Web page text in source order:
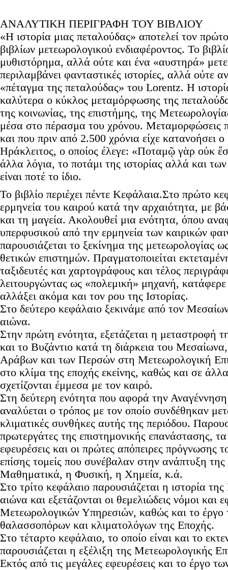
ΑΝΑΛΥΤΙΚΗ ΠΕΡΙΓΡΑΦΗ ΤΟΥ ΒΙΒΛΙΟΥ
«Η ιστορία μιας πεταλούδας» αποτελεί τον
βιβλίων μετεωρολογικού ενδιαφέροντος. Το
μυθιστόρημα, αλλά ούτε και ένα «αυστηρά»
περιλαμβάνει φανταστικές ιστορίες, αλλά ούτε
«πέταγμα της πεταλούδας» του Lorentz. Η
καλύτερα ο κύκλος μεταμόρφωσης της
της κοινωνίας, της επιστήμης, της
μέσα στο πέρασμα του χρόνου. Μεταμορφώσεις
και που πριν από 2.500 χρόνια είχε κατανοήσει
Ηράκλειτος, ο οποίος έλεγε: «Ποταμῷ γὰρ οὐκ
άλλα λόγια, το ποτάμι της ιστορίας αλλά και
είναι ποτέ το ίδιο.
Το βιβλίο περιέχει πέντε Κεφάλαια.Στο πρώτο
ερμηνεία του καιρού κατά την αρχαιότητα, με
και τη μαγεία. Ακολουθεί μια ενότητα, όπου
υπερφυσικού από την ερμηνεία των καιρικών
παρουσιάζεται το ξεκίνημα της μετεωρολογίας
θετικών επιστημών. Πραγματοποιείται
ταξιδευτές και χαρτογράφους και τέλος
λειτουργώντας ως «πολεμική» μηχανή, κατάφερε
αλλάξει ακόμα και τον ρου της Ιστορίας.
Στο δεύτερο κεφάλαιο ξεκινάμε από τον
αιώνα.
Στην πρώτη ενότητα, εξετάζεται η μεταστροφή
και το Βυζάντιο κατά τη διάρκεια του
Αράβων και των Περσών στη Μετεωρολογική
στο κλίμα της εποχής εκείνης, καθώς και σε
σχετίζονται έμμεσα με τον καιρό.
Στη δεύτερη ενότητα που αφορά την
αναλύεται ο τρόπος με τον οποίο συνδέθηκαν
κλιματικές συνθήκες αυτής της περιόδου.
πρωτεργάτες της επιστημονικής επανάστασης,
εφευρέσεις και οι πρώτες απόπειρες πρόγνωσης
επίσης τομείς που συνέβαλαν στην ανάπτυξη
Μαθηματικά, η Φυσική, η Χημεία, κ.ά.
Στο τρίτο κεφάλαιο παρουσιάζεται η ιστορία
αιώνα και εξετάζονται οι θεμελιώδεις νόμοι και
Μετεωρολογικών Υπηρεσιών, καθώς και το έργο
θαλασσοπόρων και κλιματολόγων της Εποχής.
Στο τέταρτο κεφάλαιο, το οποίο είναι και το
παρουσιάζεται η εξέλιξη της Μετεωρολογικής
Εκτός από τις μεγάλες εφευρέσεις και το έργο